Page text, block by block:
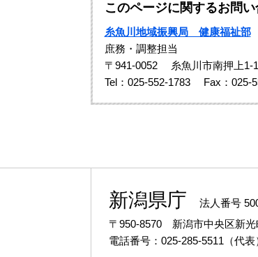
このページに関するお問
糸魚川地域振興局 健康福祉部
庶務・調整担当
〒941-0052
糸魚川市南押上1-
Tel：025-552-1783
Fax：025-
新潟県庁
法人番号
〒950-8570 新潟市中央区新光
電話番号：025-285-5511（代表